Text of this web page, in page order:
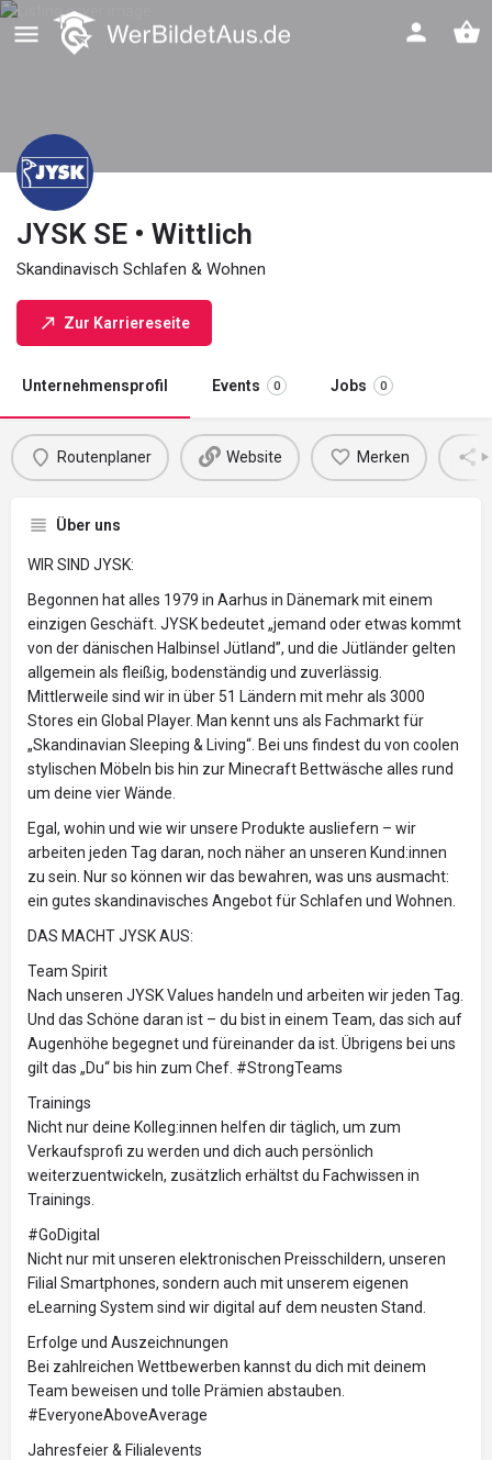
JYSK SE • Wittlich
Skandinavisch Schlafen & Wohnen
Zur Karriereseite
Unternehmensprofil Events 0 Jobs 0
Routenplaner Website Merken
Über uns
WIR SIND JYSK:
Begonnen hat alles 1979 in Aarhus in Dänemark mit einem
einzigen Geschäft. JYSK bedeutet „jemand oder etwas kommt
von der dänischen Halbinsel Jütland”, und die Jütländer gelten
allgemein als fleißig, bodenständig und zuverlässig.
Mittlerweile sind wir in über 51 Ländern mit mehr als 3000
Stores ein Global Player. Man kennt uns als Fachmarkt für
„Skandinavian Sleeping & Living“. Bei uns findest du von coolen
stylischen Möbeln bis hin zur Minecraft Bettwäsche alles rund
um deine vier Wände.
Egal, wohin und wie wir unsere Produkte ausliefern – wir
arbeiten jeden Tag daran, noch näher an unseren Kund:innen
zu sein. Nur so können wir das bewahren, was uns ausmacht:
ein gutes skandinavisches Angebot für Schlafen und Wohnen.
DAS MACHT JYSK AUS:
Team Spirit
Nach unseren JYSK Values handeln und arbeiten wir jeden Tag.
Und das Schöne daran ist – du bist in einem Team, das sich auf
Augenhöhe begegnet und füreinander da ist. Übrigens bei uns
gilt das „Du“ bis hin zum Chef. #StrongTeams
Trainings
Nicht nur deine Kolleg:innen helfen dir täglich, um zum
Verkaufsprofi zu werden und dich auch persönlich
weiterzuentwickeln, zusätzlich erhältst du Fachwissen in
Trainings.
#GoDigital
Nicht nur mit unseren elektronischen Preisschildern, unseren
Filial Smartphones, sondern auch mit unserem eigenen
eLearning System sind wir digital auf dem neusten Stand.
Erfolge und Auszeichnungen
Bei zahlreichen Wettbewerben kannst du dich mit deinem
Team beweisen und tolle Prämien abstauben.
#EveryoneAboveAverage
Jahresfeier & Filialevents